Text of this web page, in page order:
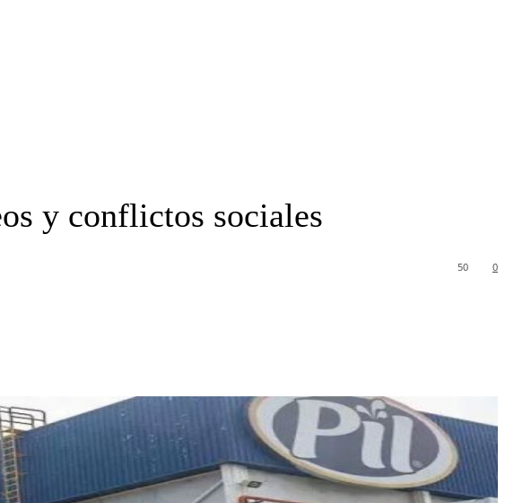
y conflictos sociales
0
50